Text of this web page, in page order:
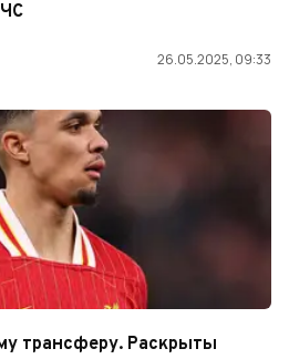
26.05.2025, 09:33
трансферу. Раскрыты